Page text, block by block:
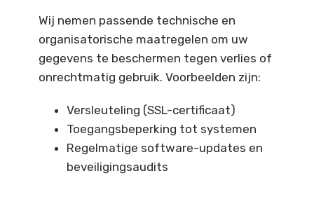
Wij nemen passende technische en
organisatorische maatregelen om uw
gegevens te beschermen tegen verlies of
onrechtmatig gebruik. Voorbeelden zijn:
Versleuteling (SSL-certificaat)
Toegangsbeperking tot systemen
Regelmatige software-updates en
beveiligingsaudits